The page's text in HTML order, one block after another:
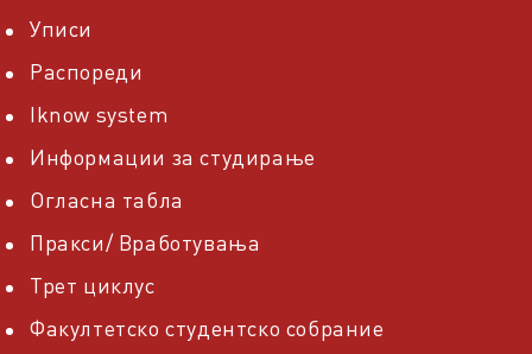
Уписи
Распореди
Iknow system
Информации за студирање
Огласна табла
Пракси/ Вработувања
Трет циклус
Факултетско студентско собрание